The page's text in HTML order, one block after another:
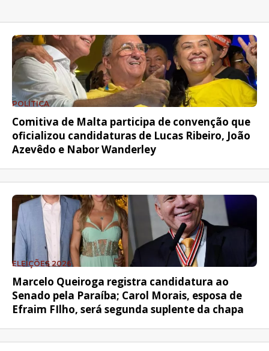
POLÍTICA
Comitiva de Malta participa de convenção que
oficializou candidaturas de Lucas Ribeiro, João
Azevêdo e Nabor Wanderley
ELEIÇÕES 2026
Marcelo Queiroga registra candidatura ao
Senado pela Paraíba; Carol Morais, esposa de
Efraim FIlho, será segunda suplente da chapa